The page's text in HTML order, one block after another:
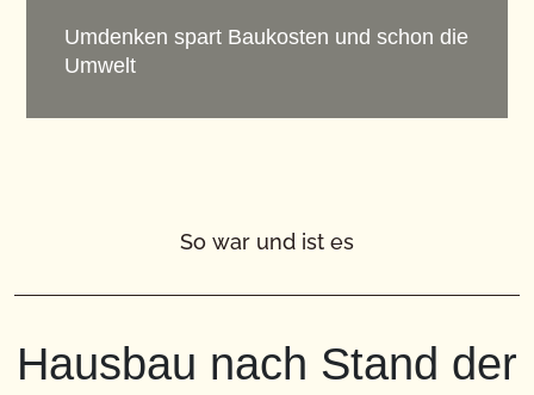
Umdenken spart Baukosten und schon die
Umwelt
So war und ist es
Hausbau nach Stand der